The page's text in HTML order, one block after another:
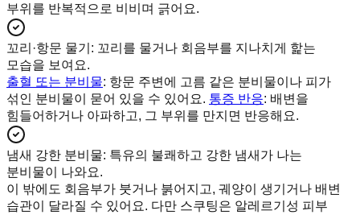
부위를 반복적으로 비비며 긁어요.
꼬리·항문 물기 : 꼬리를 물거나 회음부를 지나치게 핥는
모습을 보여요.
출혈 또는 분비물: 항문 주변에 고름 같은 분비물이나 피가
섞인 분비물이 묻어 있을 수 있어요. 통증 반응: 배변을
힘들어하거나 아파하고, 그 부위를 만지면 반응해요.
냄새 강한 분비물: 특유의 불쾌하고 강한 냄새가 나는
분비물이 나와요.
이 밖에도 회음부가 붓거나 붉어지고, 궤양이 생기거나 배변
습관이 달라질 수 있어요. 다만 스쿠팅은 알레르기성 피부